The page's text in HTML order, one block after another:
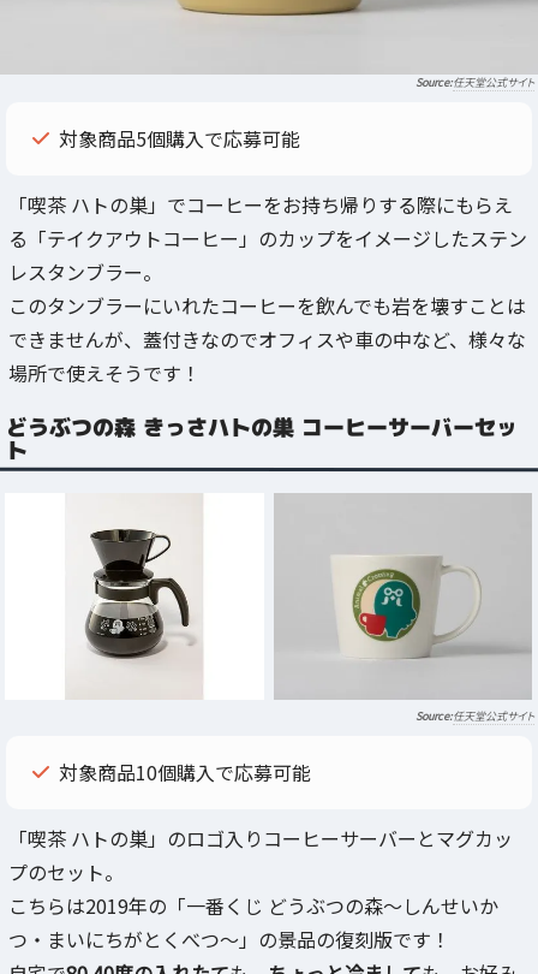
任天堂公式サイト
対象商品5個購入で応募可能
「喫茶 ハトの巣」でコーヒーをお持ち帰りする際にもらえ
る「テイクアウトコーヒー」のカップをイメージしたステン
レスタンブラー。
このタンブラーにいれたコーヒーを飲んでも岩を壊すことは
できませんが、蓋付きなのでオフィスや車の中など、様々な
場所で使えそうです！
どうぶつの森 きっさハトの巣 コーヒーサーバーセッ
ト
任天堂公式サイト
対象商品10個購入で応募可能
「喫茶 ハトの巣」のロゴ入りコーヒーサーバーとマグカッ
プのセット。
こちらは2019年の「一番くじ どうぶつの森～しんせいか
つ・まいにちがとくべつ～」の景品の復刻版です！